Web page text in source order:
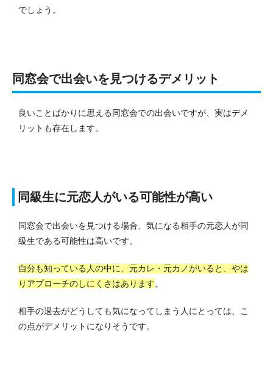
でしょう。
同窓会で出会いを見つけるデメリット
良いことばかりに思える同窓会での出会いですが、実はデメ
リットも存在します。
同級生に元恋人がいる可能性が高い
同窓会で出会いを見つける場合、気になる相手の元恋人が同
級生である可能性は高いです。
自分も知っている人の中に、元カレ・元カノがいると、やは
りアプローチのしにくさはあります。
相手の過去がどうしても気になってしまう人にとっては、こ
の点がデメリットになりそうです。